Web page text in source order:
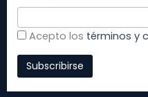
Acepto los términos y